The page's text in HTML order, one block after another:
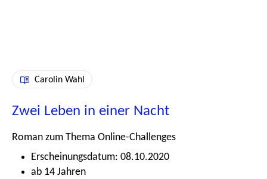
Carolin Wahl
Zwei Leben in einer Nacht
Roman zum Thema Online-Challenges
Erscheinungsdatum: 08.10.2020
ab 14 Jahren